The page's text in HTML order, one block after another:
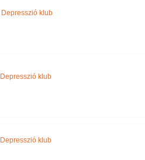
Depresszió klub
Depresszió klub
Depresszió klub